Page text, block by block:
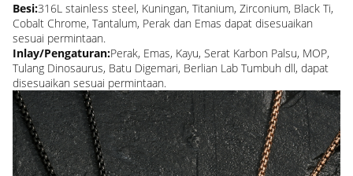
Besi:316L stainless steel, Kuningan, Titanium, Zirconium, Black Ti,
Cobalt Chrome, Tantalum, Perak dan Emas dapat disesuaikan
sesuai permintaan.
Inlay/Pengaturan:Perak, Emas, Kayu, Serat Karbon Palsu, MOP,
Tulang Dinosaurus, Batu Digemari, Berlian Lab Tumbuh dll, dapat
disesuaikan sesuai permintaan.